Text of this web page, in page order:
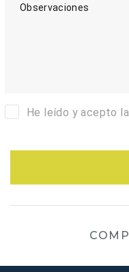
Observaciones
He leído y acepto la